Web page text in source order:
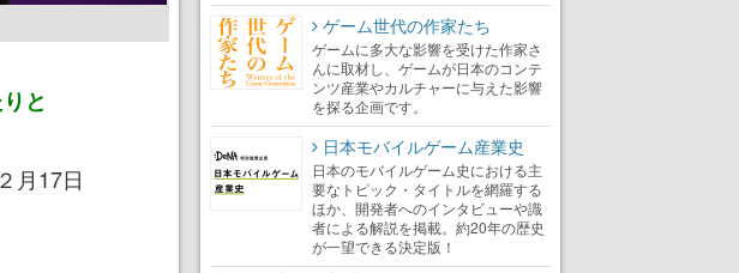
と
月17日
ゲーム世代の作家たち
ゲームに多大な影響を受けた作家さ
んに取材し、ゲームが日本のコンテ
ンツ産業やカルチャーに与えた影響
を探る企画です。
日本モバイルゲーム産業史
日本のモバイルゲーム史における主
要なトピック・タイトルを網羅する
ほか、開発者へのインタビューや識
者による解説を掲載。約20年の歴史
が一望できる決定版！